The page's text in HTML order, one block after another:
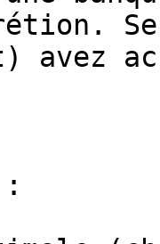
avez
: